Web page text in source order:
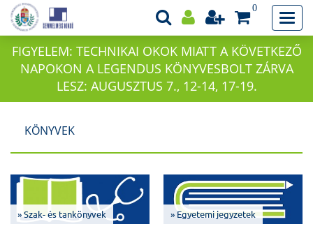
0
FIGYELEM: TECHNIKAI OKOK MIATT A KÖVETKEZŐ
NAPOKON A LEGENDUS KÖNYVESBOLT ZÁRVA
LESZ: AUGUSZTUS 7., 12-14, 17-19.
KÖNYVEK
» Szak- és tankönyvek » Egyetemi jegyzetek